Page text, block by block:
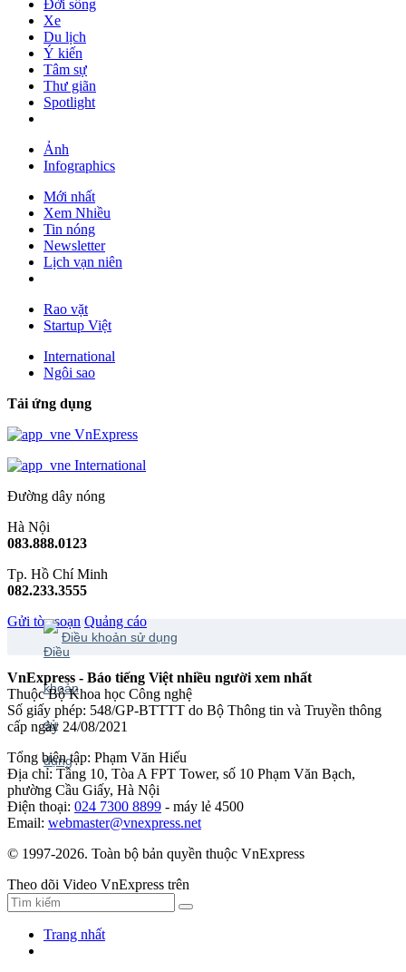
Đời sống
Xe
Du lịch
Ý kiến
Tâm sự
Thư giãn
Spotlight
Ảnh
Infographics
Mới nhất
Xem Nhiều
Tin nóng
Newsletter
Lịch vạn niên
Rao vặt
Startup Việt
International
Ngôi sao
Tải ứng dụng
VnExpress
International
Đường dây nóng
Hà Nội
083.888.0123
Tp. Hồ Chí Minh
082.233.3555
Gửi tòa soạn Quảng cáo
Điều khoản sử dụng
VnExpress - Báo tiếng Việt nhiều người xem nhất
Thuộc Bộ Khoa học Công nghệ
Số giấy phép: 548/GP-BTTTT do Bộ Thông tin và Truyền thông
cấp ngày 24/08/2021
Tổng biên tập: Phạm Văn Hiếu
Địa chỉ: Tầng 10, Tòa A FPT Tower, số 10 Phạm Văn Bạch,
phường Cầu Giấy, Hà Nội
Điện thoại: 024 7300 8899 - máy lẻ 4500
Email: webmaster@vnexpress.net
© 1997-2026. Toàn bộ bản quyền thuộc VnExpress
Theo dõi Video VnExpress trên
Trang nhất